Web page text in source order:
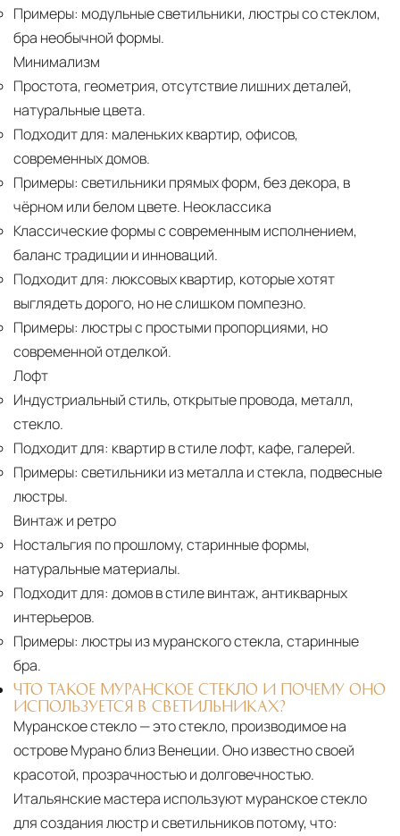
Примеры: модульные светильники, люстры со стеклом,
бра необычной формы.
Минимализм
Простота, геометрия, отсутствие лишних деталей,
натуральные цвета.
Подходит для: маленьких квартир, офисов,
современных домов.
Примеры: светильники прямых форм, без декора, в
чёрном или белом цвете. Неоклассика
Классические формы с современным исполнением,
баланс традиции и инноваций.
Подходит для: люксовых квартир, которые хотят
выглядеть дорого, но не слишком помпезно.
Примеры: люстры с простыми пропорциями, но
современной отделкой.
Лофт
Индустриальный стиль, открытые провода, металл,
стекло.
Подходит для: квартир в стиле лофт, кафе, галерей.
Примеры: светильники из металла и стекла, подвесные
люстры.
Винтаж и ретро
Ностальгия по прошлому, старинные формы,
натуральные материалы.
Подходит для: домов в стиле винтаж, антикварных
интерьеров.
Примеры: люстры из муранского стекла, старинные
бра.
ЧТО ТАКОЕ МУРАНСКОЕ СТЕКЛО И ПОЧЕМУ ОНО
ИСПОЛЬЗУЕТСЯ В СВЕТИЛЬНИКАХ?
Муранское стекло — это стекло, производимое на
острове Мурано близ Венеции. Оно известно своей
красотой, прозрачностью и долговечностью.
Итальянские мастера используют муранское стекло
для создания люстр и светильников потому, что: